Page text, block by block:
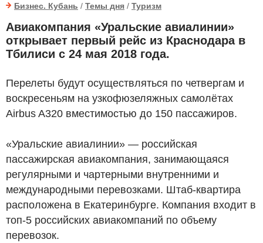
Бизнес. Кубань / Темы дня / Туризм
Авиакомпания «Уральские авиалинии»
открывает первый рейс из Краснодара в
Тбилиси с 24 мая 2018 года.
Перелеты будут осуществляться по четвергам и
воскресеньям на узкофюзеляжных самолётах
Airbus A320 вместимостью до 150 пассажиров.
«Уральские авиалинии» — российская
пассажирская авиакомпания, занимающаяся
регулярными и чартерными внутренними и
международными перевозками. Штаб-квартира
расположена в Екатеринбурге. Компания входит в
топ-5 российских авиакомпаний по объему
перевозок.